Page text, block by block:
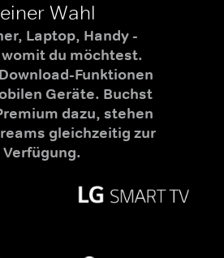
Wahl
Laptop, Handy -
du möchtest.
Funktionen
Geräte. Buchst
dazu, stehen
gleichzeitig zur
Verfügung.